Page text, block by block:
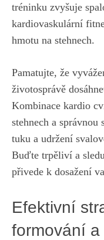
tréninku zvyšuje
kardiovaskulární
hmotu ⁢na stehnech.
Pamatujte, že
⁣životosprávě
Kombinace kardio
stehnech a správnou
tuku a udržení
Buďte trpěliví a⁢
přivede‍ k dosažení
Efektivní
formování